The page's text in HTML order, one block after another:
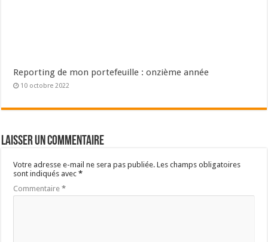
Reporting de mon portefeuille : onzième année
10 octobre 2022
Laisser un commentaire
Votre adresse e-mail ne sera pas publiée. Les champs obligatoires
sont indiqués avec*
Commentaire*